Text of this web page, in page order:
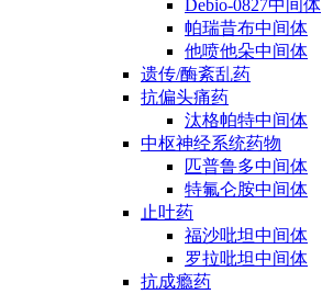
Debio-0827中间体
帕瑞昔布中间体
他喷他朵中间体
遗传/酶紊乱药
抗偏头痛药
汰格帕特中间体
中枢神经系统药物
匹普鲁多中间体
特氟仑胺中间体
止吐药
福沙吡坦中间体
罗拉吡坦中间体
抗成瘾药